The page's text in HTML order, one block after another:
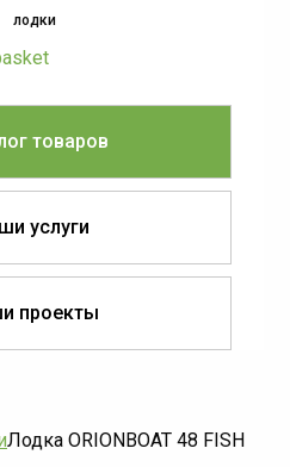
лодки
товаров
услуги
проекты
Лодка ORIONBOAT 48 FISH